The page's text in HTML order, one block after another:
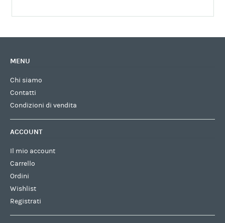
MENU
Chi siamo
Contatti
Condizioni di vendita
ACCOUNT
Il mio account
Carrello
Ordini
Wishlist
Registrati